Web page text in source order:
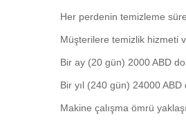
Her perdenin temizleme
Müşterilere temizlik hizmeti
Bir ay (20 gün) 2000 ABD
Bir yıl (240 gün) 24000 ABD
Makine çalışma ömrü